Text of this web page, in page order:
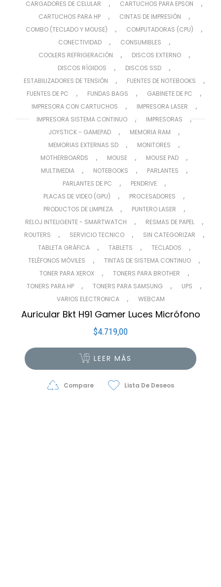
CARGADORES DE CELULAR , CARTUCHOS PARA EPSON ,
CARTUCHOS PARA HP , CINTAS DE IMPRESIÓN ,
COMBO (TECLADO Y MOUSE) , COMPUTADORAS (CPU) ,
CONECTIVIDAD , CONSUMIBLES ,
COOLERS REFRIGERACIÓN , DISCOS EXTERNO ,
DISCOS RÍGIDOS , DISCOS SSD ,
ESTABILIZADORES DE TENSIÓN , FUENTES DE NOTEBOOKS ,
FUENTES DE PC , FUNDAS BAGS , GABINETE DE PC ,
IMPRESORA CON CARTUCHOS , IMPRESORA LASER ,
IMPRESORA SISTEMA CONTINUO , IMPRESORAS ,
JOYSTICK - GAMEPAD , MEMORIA RAM ,
MEMORIAS EXTERNAS SD , MONITORES ,
MOTHERBOARDS , MOUSE , MOUSE PAD ,
MULTIMEDIA , NOTEBOOKS , PARLANTES ,
PARLANTES DE PC , PENDRIVE ,
PLACAS DE VIDEO (GPU) , PROCESADORES ,
PRODUCTOS DE LIMPIEZA , PUNTERO LASER ,
RELOJ INTELIGENTE - SMARTWATCH , RESMAS DE PAPEL ,
ROUTERS , SERVICIO TECNICO , SIN CATEGORIZAR ,
TABLETA GRÁFICA , TABLETS , TECLADOS ,
TELÉFONOS MÓVILES , TINTAS DE SISTEMA CONTINUO ,
TONER PARA XEROX , TONERS PARA BROTHER ,
TONERS PARA HP , TONERS PARA SAMSUNG , UPS ,
VARIOS ELECTRONICA , WEBCAM
Auricular Bkt H91 Gamer Luces Micrófono
$4.719,00
LEER MÁS
Compare Lista De Deseos